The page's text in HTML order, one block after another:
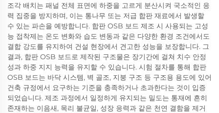
조각 배치는 패널 전체 표면에 하중을 고르게 분산시켜 국소적인 응
력 집중을 방지하며, 이는 통나무 또는 저급 합판 재료에서 발생할
수 있는 파손을 예방합니다. 합판 OSB 보드 제조 시 사용되는 고성
능 접착제는 온도 변화와 습도 변동과 같은 다양한 환경 조건에서도
결합 강도를 유지하여 건설 현장에서 견고한 성능을 보장합니다. 그
결과, 합판 OSB 보드로 제작된 구조물은 장기간에 걸쳐 치수 안정
성과 하중 지지 능력을 유지할 수 있습니다. 시험 절차를 통해 합판
OSB 보드는 바닥 시스템, 벽 골조, 지붕 구조 등 구조용 용도에 있어
건축 규정에서 요구하는 기준을 충족하거나 초과한다는 것이 입증
되었습니다. 제조 과정에서 일정하게 유지되는 밀도는 통재에 흔히
존재하는 이음새, 목리 불균일, 성장 응력과 같은 천연 결함을 제거